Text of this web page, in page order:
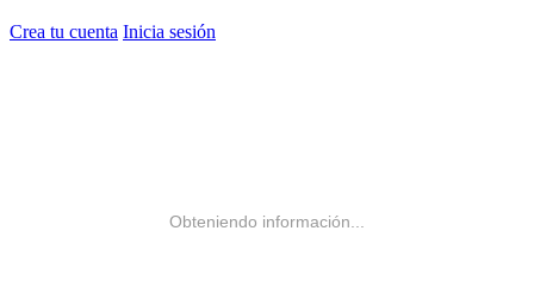
Crea tu cuenta Inicia sesión
Obteniendo información...